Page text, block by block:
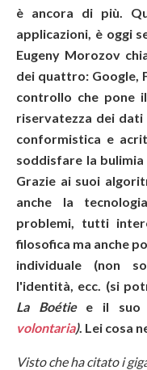
è ancora di più.
applicazioni, è oggi
Eugeny Morozov
dei quattro: Google,
controllo che pone
riservatezza dei dati
conformistica e
soddisfare la
Grazie ai suoi
anche la
problemi, tutti
filosofica ma anche
individuale (non
l'identità, ecc. (si
La Boétiee il suo
volontaria). Lei cosa
Visto che ha citato i